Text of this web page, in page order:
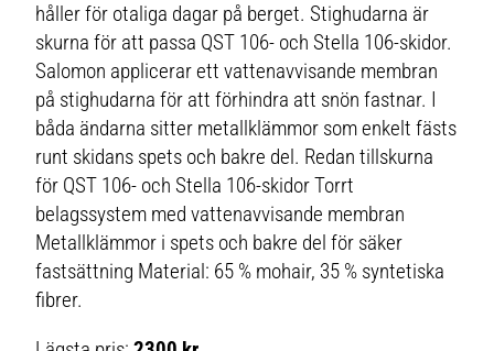
håller för otaliga dagar på berget. Stighudarna är
skurna för att passa QST 106- och Stella 106-skidor.
Salomon applicerar ett vattenavvisande membran
på stighudarna för att förhindra att snön fastnar. I
båda ändarna sitter metallklämmor som enkelt fästs
runt skidans spets och bakre del. Redan tillskurna
för QST 106- och Stella 106-skidor Torrt
belagssystem med vattenavvisande membran
Metallklämmor i spets och bakre del för säker
fastsättning Material: 65 % mohair, 35 % syntetiska
fibrer.